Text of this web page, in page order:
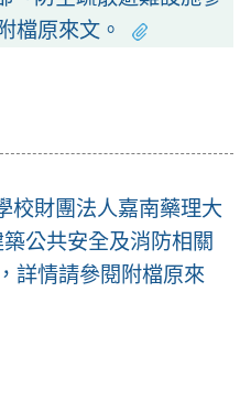
檔原來文。
校財團法人嘉南藥理大
公共安全及消防相關
詳情請參閱附檔原來